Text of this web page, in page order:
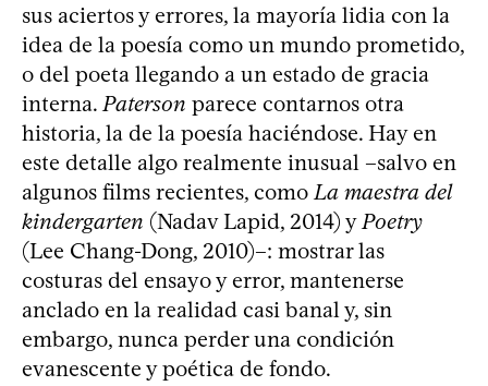
sus aciertos y errores, la mayoría lidia con la
idea de la poesía como un mundo prometido,
o del poeta llegando a un estado de gracia
interna. Paterson parece contarnos otra
historia, la de la poesía haciéndose. Hay en
este detalle algo realmente inusual –salvo en
algunos films recientes, como La maestra del
kindergarten (Nadav Lapid, 2014) y Poetry
(Lee Chang-Dong, 2010)–: mostrar las
costuras del ensayo y error, mantenerse
anclado en la realidad casi banal y, sin
embargo, nunca perder una condición
evanescente y poética de fondo.